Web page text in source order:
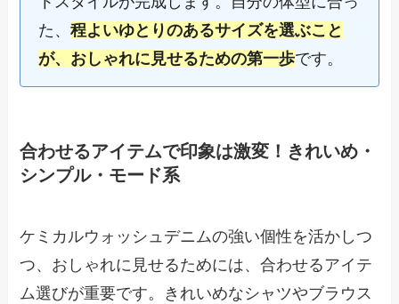
た、程よいゆとりのあるサイズを選ぶこと
が、おしゃれに見せるための第一歩です。
合わせるアイテムで印象は激変！きれいめ・
シンプル・モード系
ケミカルウォッシュデニムの強い個性を活かしつ
つ、おしゃれに見せるためには、合わせるアイテ
ム選びが重要です。きれいめなシャツやブラウス